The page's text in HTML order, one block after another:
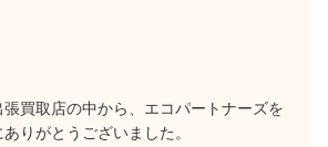
買取店の中から、エコパートナーズを
りがとうございました。